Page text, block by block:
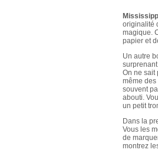
originalité
magique.
papier et
Un autre
On ne sait
même
souvent
abouti.
un petit
Dans la
Vous les
de
montrez